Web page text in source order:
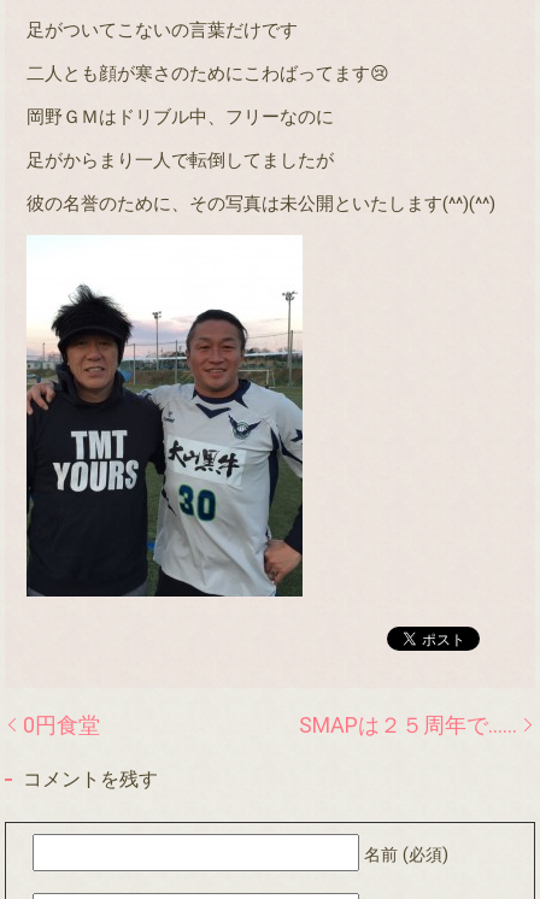
足がついてこないの言葉だけです
二人とも顔が寒さのためにこわばってます😢
岡野ＧＭはドリブル中、フリーなのに
足がからまり一人で転倒してましたが
彼の名誉のために、その写真は未公開といたします(^^)(^^)
0円食堂 SMAPは２５周年で……
コメントを残す
名前 (必須)